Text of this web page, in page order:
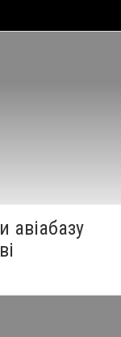
авіабазу